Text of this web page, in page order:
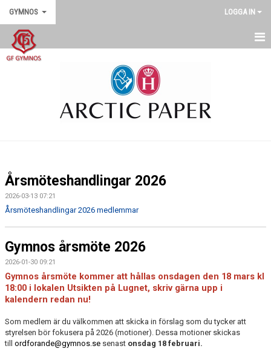
GYMNOS LOGGA IN
GYMNOS
Årsmöteshandlingar 2026
2026-03-13 07:21
Årsmöteshandlingar 2026 medlemmar
Gymnos årsmöte 2026
2026-01-30 09:21
Gymnos årsmöte kommer att hållas onsdagen den 18 mars kl
18:00 i lokalen Utsikten på Lugnet, skriv gärna upp i
kalendern redan nu!
Som medlem är du välkommen att skicka in förslag som du tycker att
styrelsen bör fokusera på 2026 (motioner). Dessa motioner skickas
till ordforande@gymnos.se senast onsdag 18 februari.